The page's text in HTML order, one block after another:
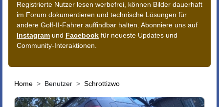
Registrierte Nutzer lesen werbefrei, können Bilder dauerhaft
im Forum dokumentieren und technische Lösungen für
andere Golf-II-Fahrer auffindbar halten. Abonniere uns auf
Instagram und Facebook für neueste Updates und
Community-Interaktionen.
Home Benutzer Schrottizwo